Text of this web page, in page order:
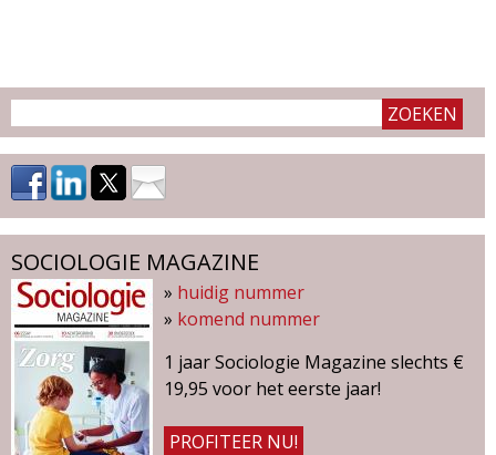
SOCIOLOGIE MAGAZINE
» huidig nummer
» komend nummer
1 jaar Sociologie Magazine slechts €
19,95 voor het eerste jaar!
PROFITEER NU!